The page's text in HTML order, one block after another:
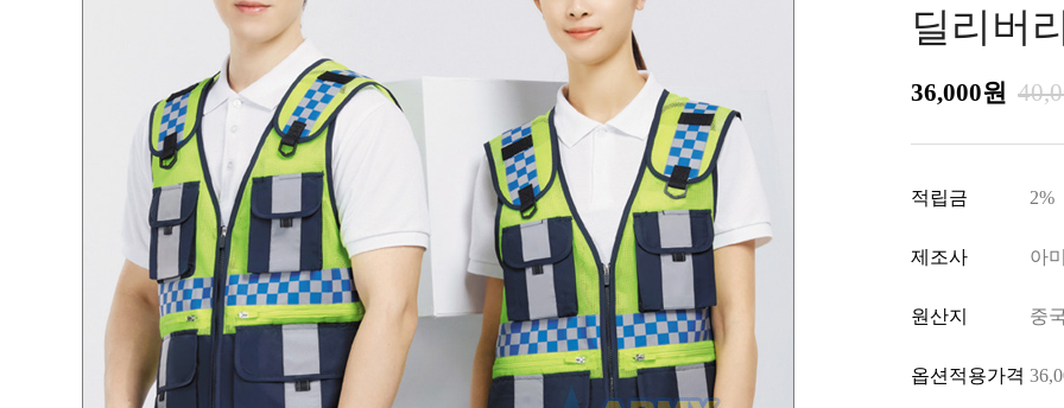
딜리버
36,000원
적립금 2%
제조사 아
원산지 중
옵션적용가격